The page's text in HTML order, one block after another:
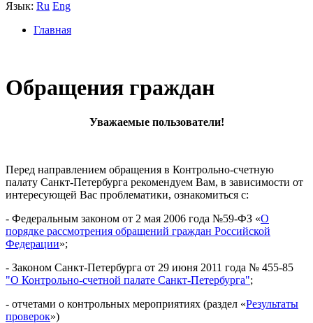
Язык: Ru Eng
Главная
Обращения граждан
Уважаемые пользователи!
Перед направлением обращения в Контрольно-счетную
палату Санкт-Петербурга рекомендуем Вам, в зависимости от
интересующей Вас проблематики, ознакомиться с:
- Федеральным законом от 2 мая 2006 года №59-ФЗ «О
порядке рассмотрения обращений граждан Российской
Федерации»;
- Законом Санкт-Петербурга от 29 июня 2011 года № 455-85
"О Контрольно-счетной палате Санкт-Петербурга";
- отчетами о контрольных мероприятиях (раздел «Результаты
проверок»)